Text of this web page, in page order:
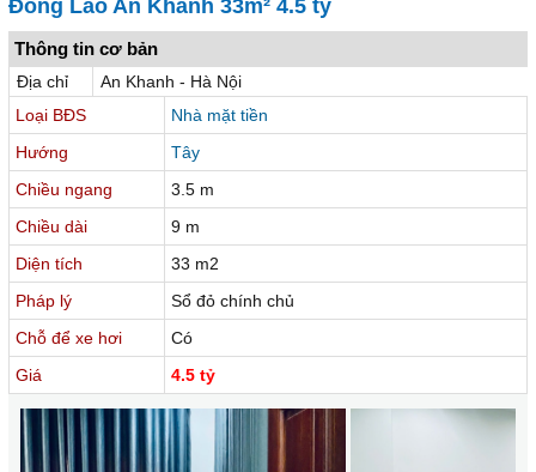
Đông Lao An Khánh 33m² 4.5 tỷ
Thông tin cơ bản
Địa chỉ
An Khanh - Hà Nội
Loại BĐS
Nhà mặt tiền
Hướng
Tây
Chiều ngang
3.5 m
Chiều dài
9 m
Diện tích
33 m2
Pháp lý
Sổ đỏ chính chủ
Chỗ để xe hơi
Có
Giá
4.5 tỷ